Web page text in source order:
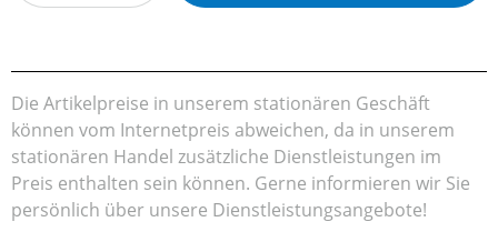
Die Artikelpreise in unserem stationären Geschäft
können vom Internetpreis abweichen, da in unserem
stationären Handel zusätzliche Dienstleistungen im
Preis enthalten sein können. Gerne informieren wir Sie
persönlich über unsere Dienstleistungsangebote!